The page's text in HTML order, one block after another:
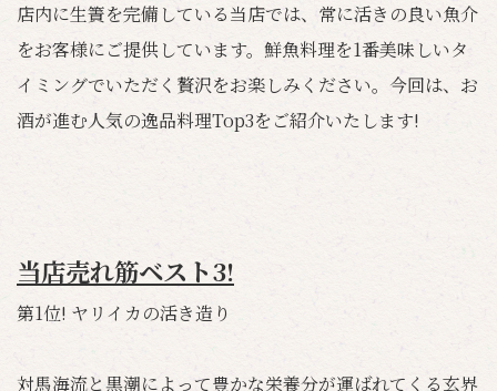
店内に生簀を完備している当店では、常に活きの良い魚介
をお客様にご提供しています。鮮魚料理を1番美味しいタ
イミングでいただく贅沢をお楽しみください。今回は、お
酒が進む人気の逸品料理Top3をご紹介いたします!
当店売れ筋ベスト3!
第1位! ヤリイカの活き造り
対馬海流と黒潮によって豊かな栄養分が運ばれてくる玄界